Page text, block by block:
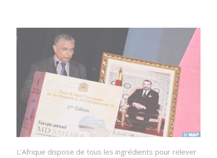
L’Afrique dispose de tous les ingrédients pour relever